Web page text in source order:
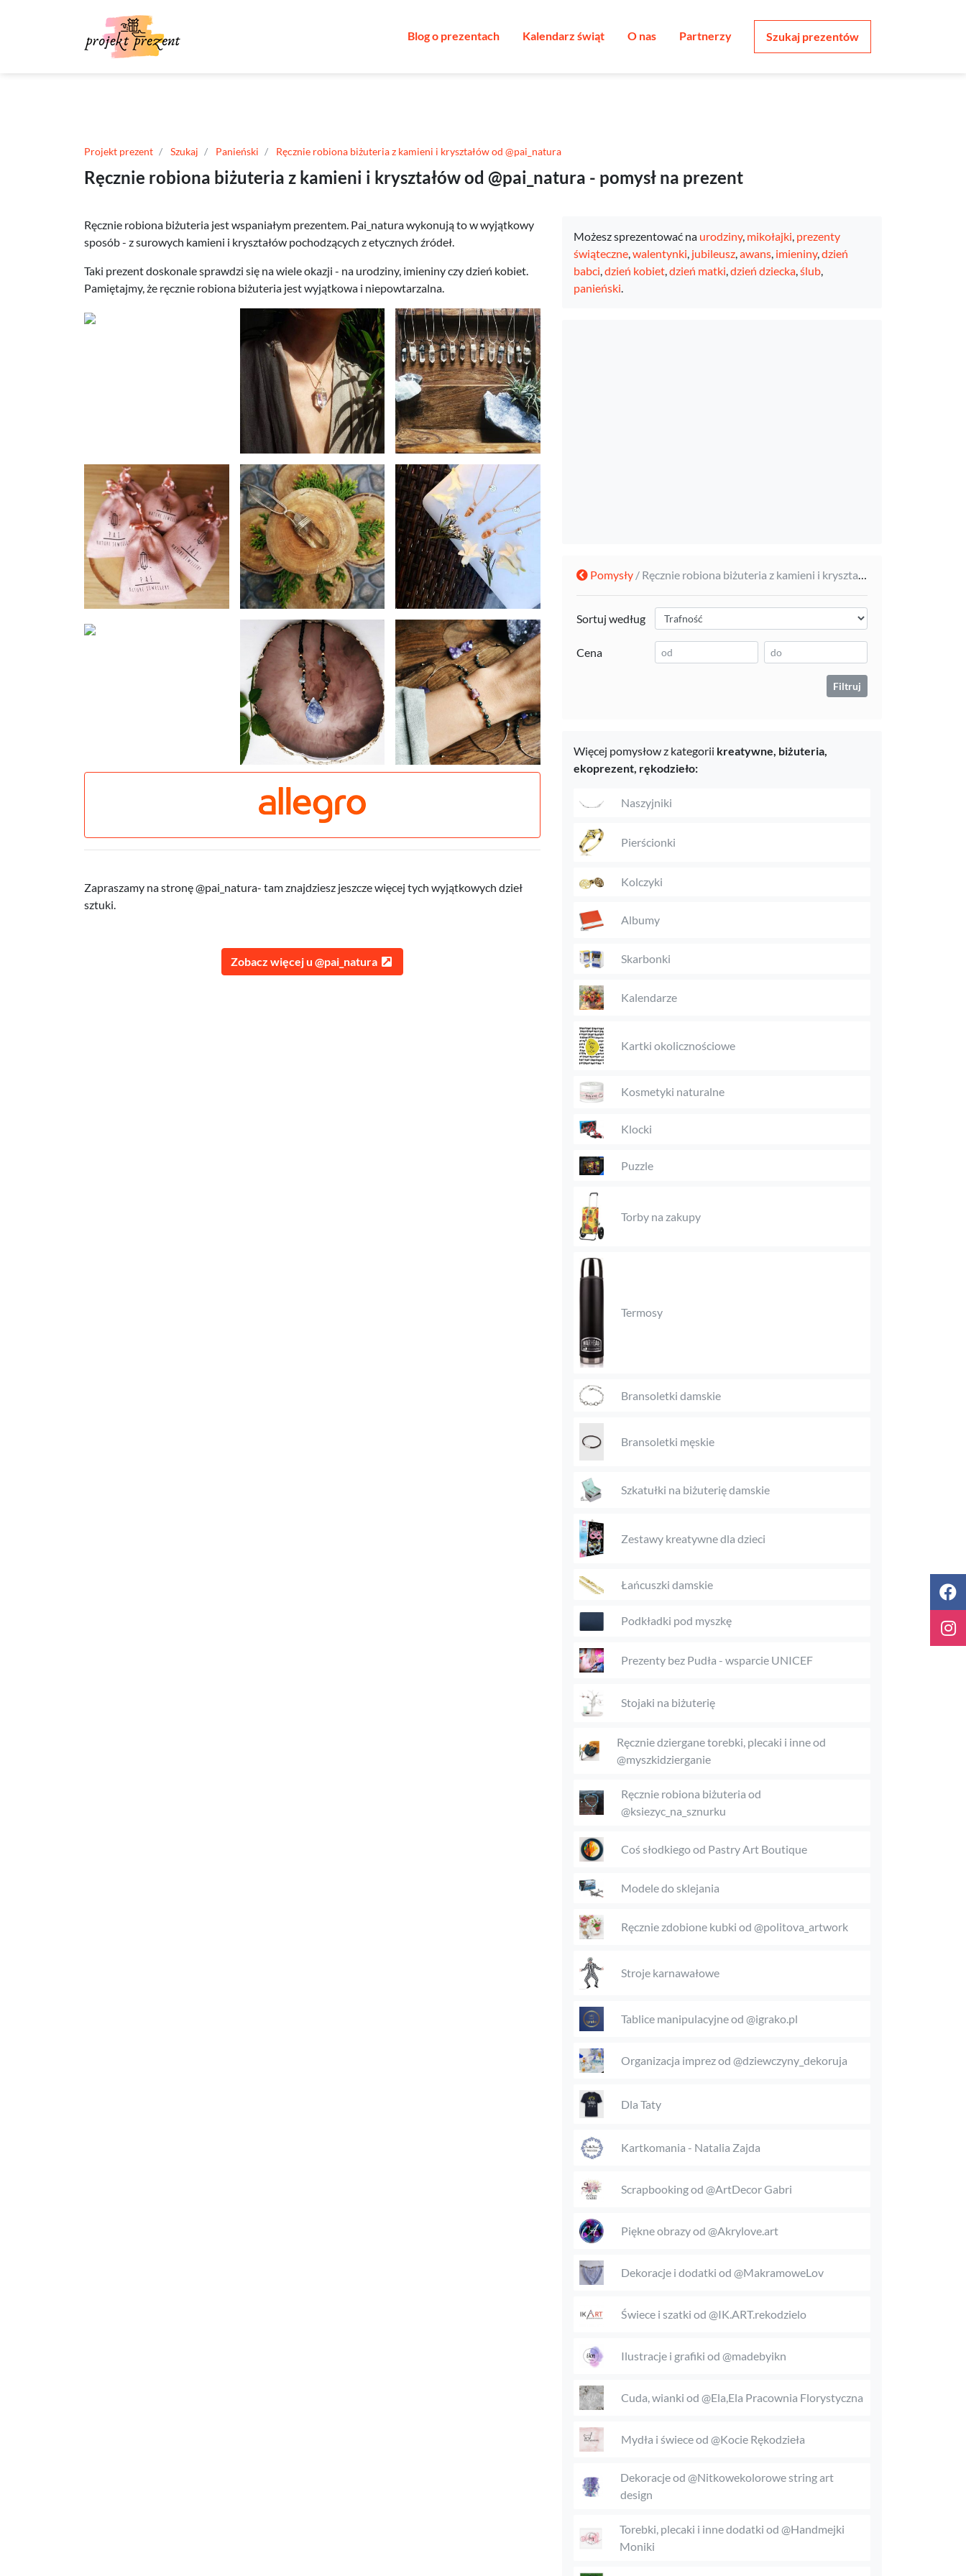
Blog o prezentach Kalendarz świąt O nas Partnerzy Szukaj prezentów
Projekt prezent Szukaj Panieński Ręcznie robiona biżuteria z kamieni i kryształów od @pai_natura
Ręcznie robiona biżuteria z kamieni i kryształów od @pai_natura - pomysł na prezent
Ręcznie robiona biżuteria jest wspaniałym prezentem. Pai_natura wykonują to w wyjątkowy
sposób - z surowych kamieni i kryształów pochodzących z etycznych źródeł.
Taki prezent doskonale sprawdzi się na wiele okazji - na urodziny, imieniny czy dzień kobiet.
Pamiętajmy, że ręcznie robiona biżuteria jest wyjątkowa i niepowtarzalna.
Zapraszamy na stronę @pai_natura- tam znajdziesz jeszcze więcej tych wyjątkowych dzieł
sztuki.
Zobacz więcej u @pai_natura
Możesz sprezentować na urodziny, mikołajki, prezenty
świąteczne,walentynki, jubileusz,awans, imieniny,dzień
babci,dzień kobiet,dzień matki,dzień dziecka,ślub,
panieński.
Pomysły / Ręcznie robiona biżuteria z kamieni i kryształów od @pai_natura
Sortuj według
Cena
Filtruj
Więcej pomysłow z kategorii kreatywne, biżuteria,
ekoprezent, rękodzieło:
Naszyjniki
Pierścionki
Kolczyki
Albumy
Skarbonki
Kalendarze
Kartki okolicznościowe
Kosmetyki naturalne
Klocki
Puzzle
Torby na zakupy
Termosy
Bransoletki damskie
Bransoletki męskie
Szkatułki na biżuterię damskie
Zestawy kreatywne dla dzieci
Łańcuszki damskie
Podkładki pod myszkę
Prezenty bez Pudła - wsparcie UNICEF
Stojaki na biżuterię
Ręcznie dziergane torebki, plecaki i inne od
@myszkidzierganie
Ręcznie robiona biżuteria od
@ksiezyc_na_sznurku
Coś słodkiego od Pastry Art Boutique
Modele do sklejania
Ręcznie zdobione kubki od @politova_artwork
Stroje karnawałowe
Tablice manipulacyjne od @igrako.pl
Organizacja imprez od @dziewczyny_dekoruja
Dla Taty
Kartkomania - Natalia Zajda
Scrapbooking od @ArtDecor Gabri
Piękne obrazy od @Akrylove.art
Dekoracje i dodatki od @MakramoweLov
Świece i szatki od @IK.ART.rekodzielo
Ilustracje i grafiki od @madebyikn
Cuda, wianki od @Ela,Ela Pracownia Florystyczna
Mydła i świece od @Kocie Rękodzieła
Dekoracje od @Nitkowekolorowe string art
design
Torebki, plecaki i inne dodatki od @Handmejki
Moniki